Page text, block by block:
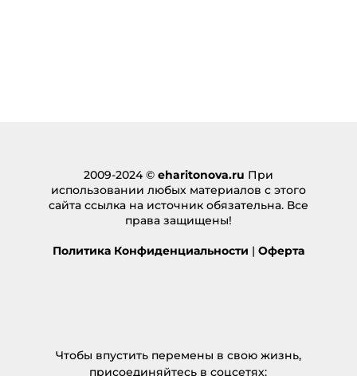
2009-2024 © eharitonova.ru При
использовании любых материалов с этого
сайта ссылка на источник обязательна. Все
права защищены!
Политика Конфиденциальности | Оферта
Чтобы впустить перемены в свою жизнь,
присоединяйтесь в соцсетях: